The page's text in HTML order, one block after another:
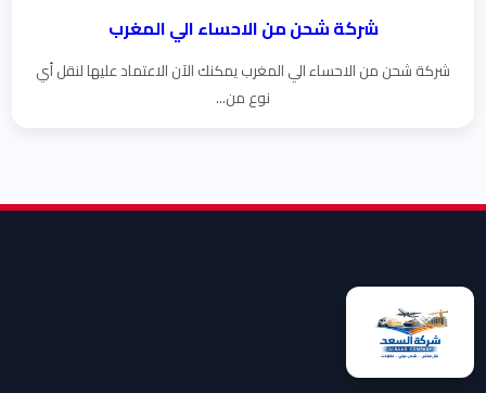
شركة شحن من الاحساء الي المغرب
شركة شحن من الاحساء الي المغرب يمكنك الآن الاعتماد عليها لنقل أي
نوع من...